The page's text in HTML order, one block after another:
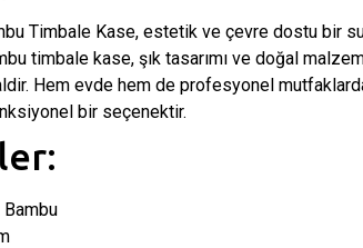
Timbale Kase, estetik ve çevre dostu bir
timbale kase, şık tasarımı ve doğal
Hem evde hem de profesyonel
bir seçenektir.
Bambu